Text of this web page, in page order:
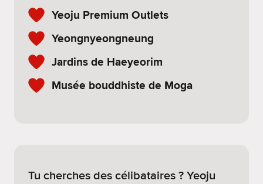
Yeoju Premium Outlets
Yeongnyeongneung
Jardins de Haeyeorim
Musée bouddhiste de Moga
Tu cherches des célibataires ? Yeoju